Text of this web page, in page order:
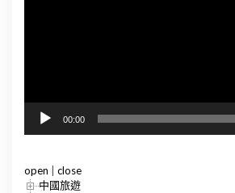
00:00
open
close
中國旅遊